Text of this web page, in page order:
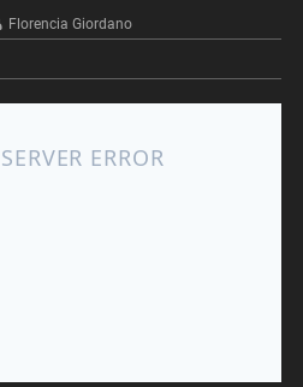
Florencia Giordano